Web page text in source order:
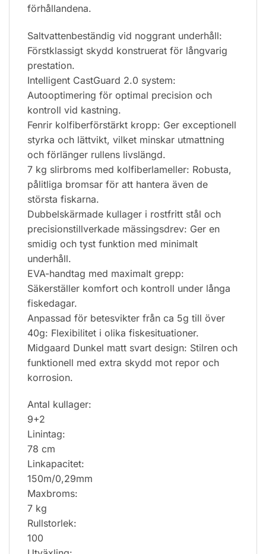
förhållandena.
Saltvattenbeständig vid noggrant underhåll:
Förstklassigt skydd konstruerat för långvarig
prestation.
Intelligent CastGuard 2.0 system:
Autooptimering för optimal precision och
kontroll vid kastning.
Fenrir kolfiberförstärkt kropp: Ger exceptionell
styrka och lättvikt, vilket minskar utmattning
och förlänger rullens livslängd.
7 kg slirbroms med kolfiberlameller: Robusta,
pålitliga bromsar för att hantera även de
största fiskarna.
Dubbelskärmade kullager i rostfritt stål och
precisionstillverkade mässingsdrev: Ger en
smidig och tyst funktion med minimalt
underhåll.
EVA-handtag med maximalt grepp:
Säkerställer komfort och kontroll under långa
fiskedagar.
Anpassad för betesvikter från ca 5g till över
40g: Flexibilitet i olika fiskesituationer.
Midgaard Dunkel matt svart design: Stilren och
funktionell med extra skydd mot repor och
korrosion.
Antal kullager:
9+2
Linintag:
78 cm
Linkapacitet:
150m/0,29mm
Maxbroms:
7 kg
Rullstorlek:
100